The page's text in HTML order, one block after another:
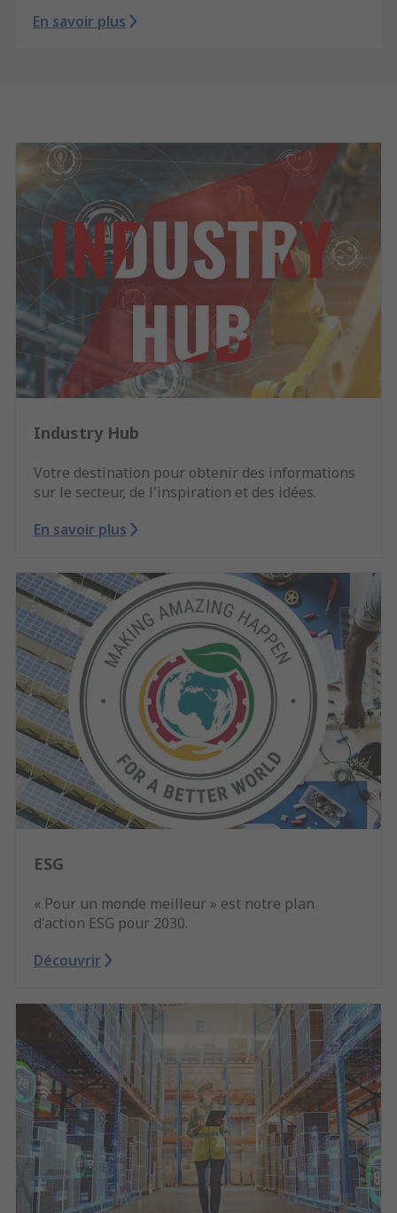
En savoir plus
Industry Hub
Votre destination pour obtenir des informations
sur le secteur, de l'inspiration et des idées.
En savoir plus
ESG
« Pour un monde meilleur » est notre plan
d'action ESG pour 2030.
Découvrir